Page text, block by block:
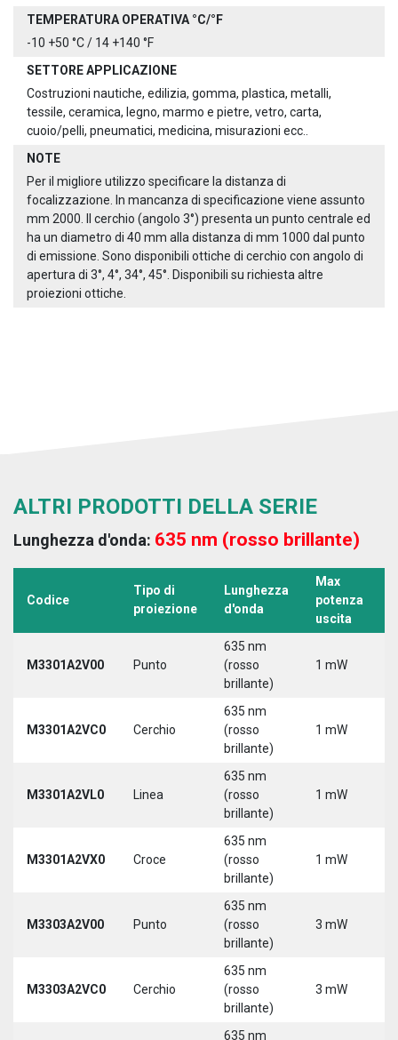
TEMPERATURA OPERATIVA °C/°F
-10 +50 °C / 14 +140 °F
SETTORE APPLICAZIONE
Costruzioni nautiche, edilizia, gomma, plastica, metalli,
tessile, ceramica, legno, marmo e pietre, vetro, carta,
cuoio/pelli, pneumatici, medicina, misurazioni ecc..
NOTE
Per il migliore utilizzo specificare la distanza di
focalizzazione. In mancanza di specificazione viene assunto
mm 2000. Il cerchio (angolo 3°) presenta un punto centrale ed
ha un diametro di 40 mm alla distanza di mm 1000 dal punto
di emissione. Sono disponibili ottiche di cerchio con angolo di
apertura di 3°, 4°, 34°, 45°. Disponibili su richiesta altre
proiezioni ottiche.
ALTRI PRODOTTI DELLA SERIE
Lunghezza d'onda: 635 nm (rosso brillante)
Codice
Tipo di
proiezione
Lunghezza
d'onda
Max
potenza
uscita
M3301A2V00 Punto
635 nm
(rosso
brillante)
1 mW
M3301A2VC0 Cerchio
635 nm
(rosso
brillante)
1 mW
M3301A2VL0 Linea
635 nm
(rosso
brillante)
1 mW
M3301A2VX0 Croce
635 nm
(rosso
brillante)
1 mW
M3303A2V00 Punto
635 nm
(rosso
brillante)
3 mW
M3303A2VC0 Cerchio
635 nm
(rosso
brillante)
3 mW
635 nm